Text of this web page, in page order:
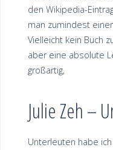
den Wikipedia-
man zumindest
Vielleicht kein Buch
aber eine absolute
großartig,
Julie Zeh –
Unterleuten habe